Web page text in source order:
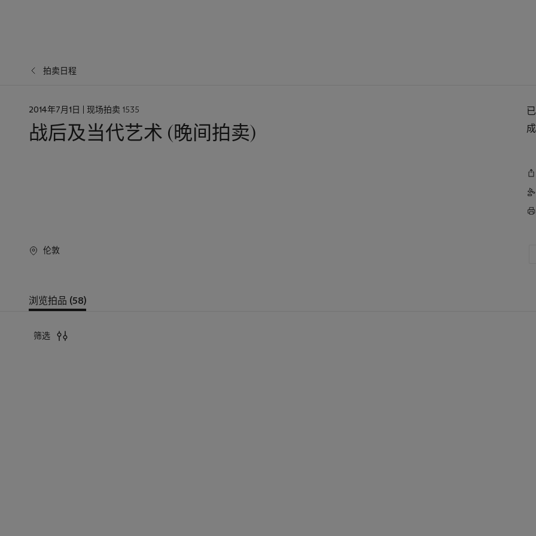
拍卖日程
日
2014年7月1日 | 现场拍卖 1535
战后及当代艺术 (晚间拍卖)
伦敦
浏览拍品 (58)
筛选